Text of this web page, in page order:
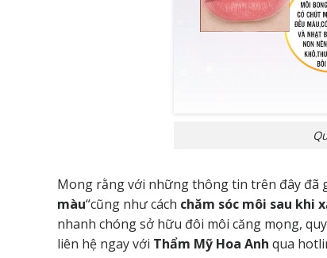
Mong rằng với những thông tin trên đây đã
màu“cũng như cách chăm sóc môi sau khi
nhanh chóng sở hữu đôi môi căng mọng,
liên hệ ngay với Thẩm Mỹ Hoa Anh qua